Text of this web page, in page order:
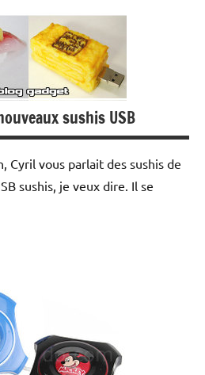
sushis USB
Cyril vous parlait des sushis de
sushis, je veux dire. Il se